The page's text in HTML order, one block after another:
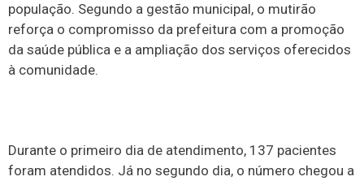
população. Segundo a gestão municipal, o mutirão
reforça o compromisso da prefeitura com a promoção
da saúde pública e a ampliação dos serviços oferecidos
à comunidade.
Durante o primeiro dia de atendimento, 137 pacientes
foram atendidos. Já no segundo dia, o número chegou a